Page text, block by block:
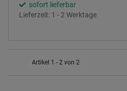
sofort lieferbar
Lieferzeit: 1 - 2 Werktage
Artikel 1 - 2 von 2